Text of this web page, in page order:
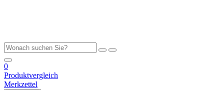
0
Produktvergleich
Merkzettel